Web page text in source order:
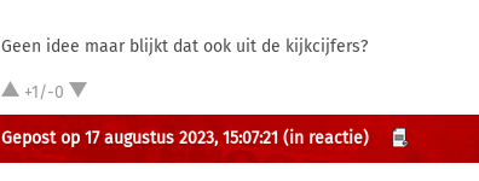
Geen idee maar blijkt dat ook uit de kijkcijfers?
+1/-0
Gepost op 17 augustus 2023, 15:07:21 (in reactie)